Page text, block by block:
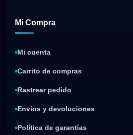
Mi Compra
Mi cuenta
Carrito de compras
Rastrear pedido
Envíos y devoluciones
Política de garantías